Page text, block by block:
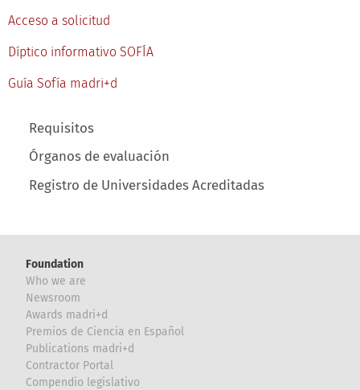
Main menu
Requisitos
Órganos de evaluación
Registro de Universidades Acreditadas
Acceso a solicitud
Díptico informativo SOFÍA
Guía Sofía madri+d
Foundation
Who we are
Newsroom
Awards madri+d
Premios de Ciencia en Español
Publications madri+d
Contractor Portal
Compendio legislativo